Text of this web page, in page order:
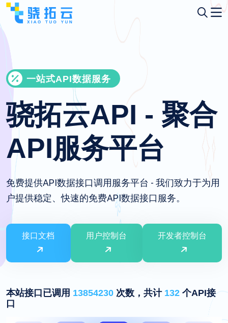
一站式API数据服务
骁拓云API - 聚合
API服务平台
免费提供API数据接口调用服务平台 - 我们致力于为用
户提供稳定、快速的免费API数据接口服务。
接口文档 用户控制台 开发者控制台
本站接口已调用 13854230 次数，共计 132 个API接
口